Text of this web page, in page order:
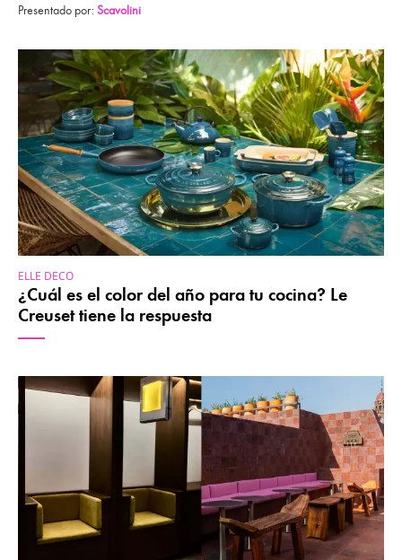
Presentado por: Scavolini
ELLE DECO
¿Cuál es el color del año para tu cocina? Le
Creuset tiene la respuesta